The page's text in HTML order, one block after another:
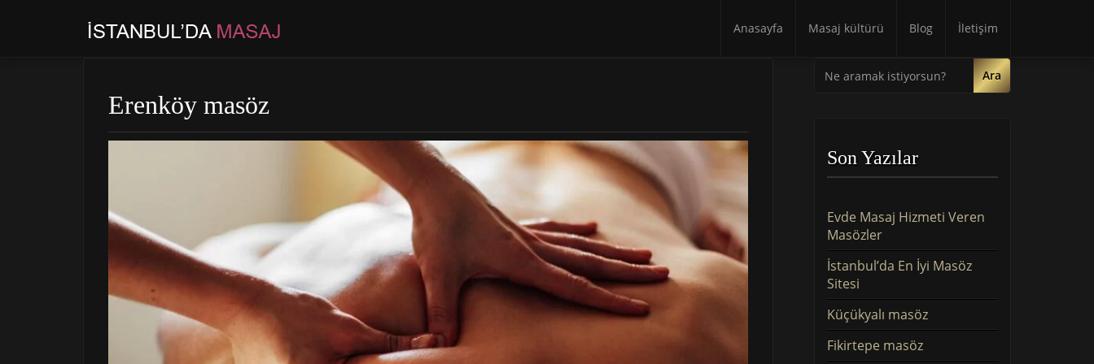
Anasayfa Masaj kültürü Blog İletişim
Erenköy masöz
Ara
Son Yazılar
Evde Masaj Hizmeti Veren
Masözler
İstanbul’da En İyi Masöz
Sitesi
Küçükyalı masöz
Fikirtepe masöz